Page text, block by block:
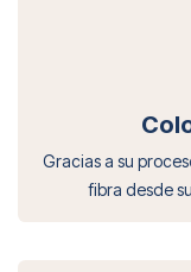
Gracias a su
fibra desde